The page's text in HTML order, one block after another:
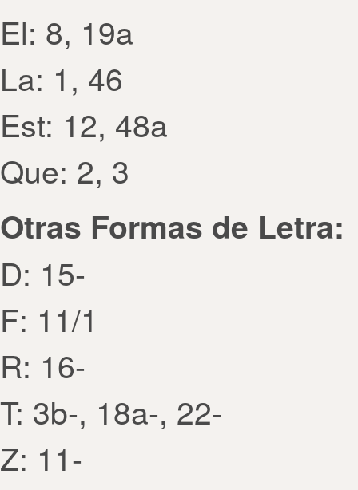
El: 8, 19a
La: 1, 46
Est: 12, 48a
Que: 2, 3
Otras Formas de Letra:
D: 15-
F: 11/1
R: 16-
T: 3b-, 18a-, 22-
Z: 11-